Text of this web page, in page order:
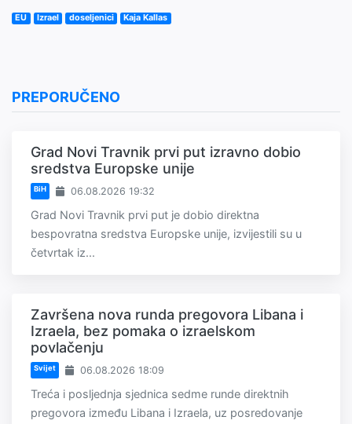
EU Izrael doseljenici Kaja Kallas
PREPORUČENO
Grad Novi Travnik prvi put izravno dobio
sredstva Europske unije
BiH 06.08.2026 19:32
Grad Novi Travnik prvi put je dobio direktna
bespovratna sredstva Europske unije, izvijestili su u
četvrtak iz...
Završena nova runda pregovora Libana i
Izraela, bez pomaka o izraelskom
povlačenju
Svijet 06.08.2026 18:09
Treća i posljednja sjednica sedme runde direktnih
pregovora između Libana i Izraela, uz posredovanje